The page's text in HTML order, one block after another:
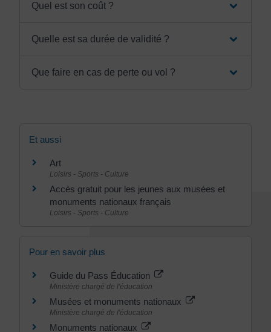
Quel est son coût ?
Quelle est sa durée de validité ?
Que faire en cas de perte ou vol ?
Et aussi
Art
Loisirs - Sports - Culture
Accès gratuit pour les jeunes aux musées et
monuments nationaux français
Loisirs - Sports - Culture
Pour en savoir plus
Guide du Pass Éducation
Ministère chargé de l'éducation
Musées et monuments nationaux
Ministère chargé de l'éducation
Monuments nationaux